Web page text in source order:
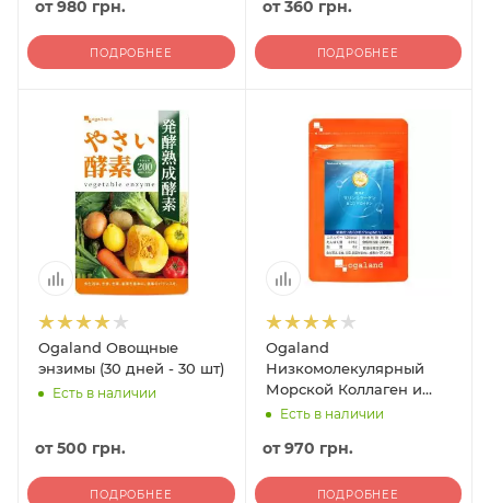
от980 грн.
ПОДРОБНЕЕ
от360 грн.
ПОДРОБНЕЕ
Ogaland Овощные
энзимы (30 дней - 30 шт)
Есть в наличии
от500 грн.
ПОДРОБНЕЕ
Ogaland
Низкомолекулярный
Морской Коллаген и
Хондроитин (90 дней -
Есть в наличии
от970 грн.
ПОДРОБНЕЕ